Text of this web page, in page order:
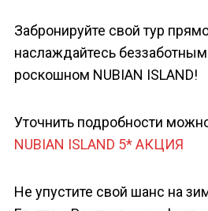
Забронируйте свой тур
наслаждайтесь
роскошном NUBIAN ISLAND!
Уточнить подробности
NUBIAN ISLAND 5* АКЦИЯ
Не упустите свой шанс на